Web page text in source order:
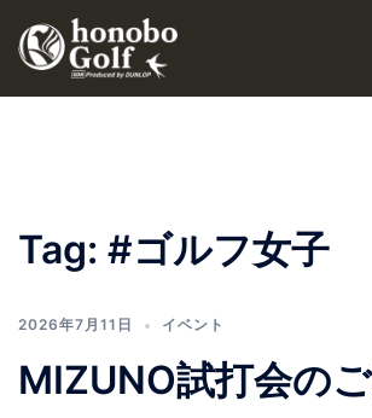
Tag: #ゴルフ女子
2026年7月11日 イベント
MIZUNO試打会の